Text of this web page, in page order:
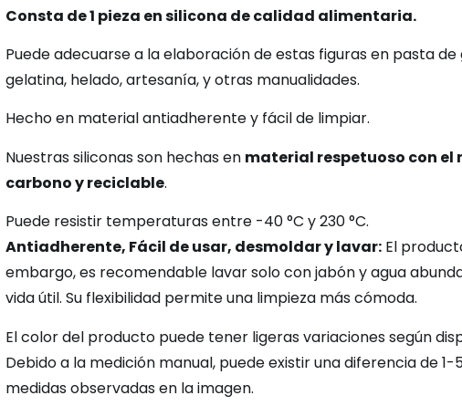
Consta de 1 pieza en silicona de calidad alimentaria.
Puede adecuarse a la elaboración de estas figuras en pasta
gelatina, helado, artesanía, y otras manualidades.
Hecho en material antiadherente y fácil de limpiar.
Nuestras siliconas son hechas en material respetuoso con el
carbono y reciclable.
Puede resistir temperaturas entre -40 °C y 230 °C.
Antiadherente, Fácil de usar, desmoldar y lavar:El
embargo, es recomendable lavar solo con jabón y agua
vida útil. Su flexibilidad permite una limpieza más cómoda.
El color del producto puede tener ligeras variaciones según
Debido a la medición manual, puede existir una diferencia de
medidas observadas en la imagen.